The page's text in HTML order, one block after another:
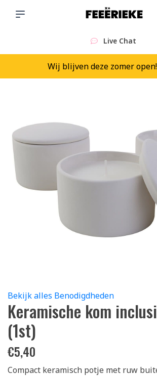
Live Chat
Wij blijven deze zomer open!
Bekijk alles Benodigdheden
Keramische kom
(1st)
€5,40
Compact keramisch potje met ruw